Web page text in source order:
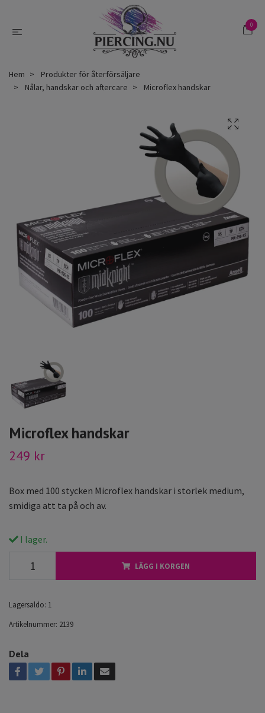
0
Hem
Produkter för återförsäljare
Nålar, handskar och aftercare
Microflex handskar
Microflex handskar
249 kr
Box med 100 stycken Microflex handskar i storlek medium,
smidiga att ta på och av.
I lager.
LÄGG I KORGEN
Lagersaldo: 1
Artikelnummer: 2139
Dela